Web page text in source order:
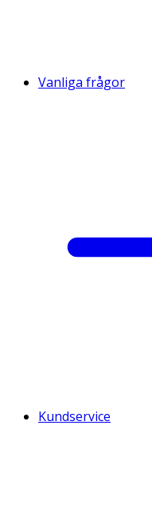
Vanliga frågor
Kundservice